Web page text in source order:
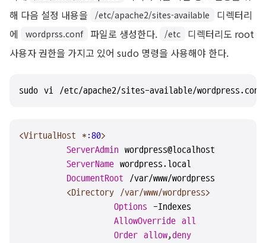
해 다음 설정 내용을
/etc/apache2/sites-available
디렉터리
에
wordprss.conf 파일로 생성한다. /etc
디렉터리도 root
사용자 권한을 가지고 있어 sudo 명령을 사용해야 한다.
sudo vi /etc/apache2/sites-available/wordpress.conf
<VirtualHost * :80>
ServerAdmin wordpress@localhost
ServerName wordpress.local
DocumentRoot /var/www/wordpress
<Directory /var/www/wordpress>
Options -Indexes
AllowOverride all
Order allow,deny